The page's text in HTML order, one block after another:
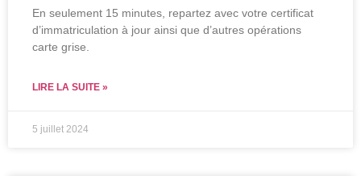
En seulement 15 minutes, repartez avec votre certificat
d’immatriculation à jour ainsi que d’autres opérations
carte grise.
LIRE LA SUITE »
5 juillet 2024